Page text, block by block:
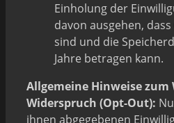
Einholung der
davon ausgehen,
sind und die
Jahre betragen kann.
Allgemeine Hinweise
Widerspruch (Opt-Out):
ihnen abgegebenen